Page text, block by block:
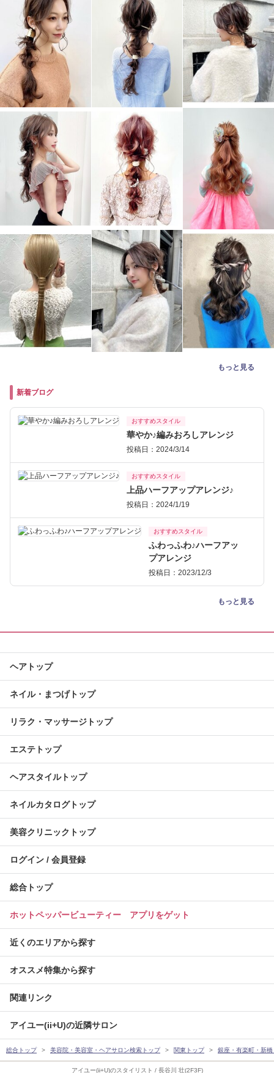
アイユー(ii+U)のスタイリスト / 長谷川 壮(2F3F)
もっと見る
新着ブログ
おすすめスタイル
華やか♪編みおろしアレンジ
投稿日：2024/3/14
おすすめスタイル
上品ハーフアップアレンジ♪
投稿日：2024/1/19
おすすめスタイル
ふわっふわ♪ハーフアッ
プアレンジ
投稿日：2023/12/3
もっと見る
ヘアトップ
ネイル・まつげトップ
リラク・マッサージトップ
エステトップ
ヘアスタイルトップ
ネイルカタログトップ
美容クリニックトップ
ログイン / 会員登録
総合トップ
ホットペッパービューティー アプリをゲット
近くのエリアから探す
オススメ特集から探す
関連リンク
アイユー(ii+U)の近隣サロン
総合トップ 美容院・美容室・ヘアサロン検索トップ 関東トップ 銀座・有楽町・新